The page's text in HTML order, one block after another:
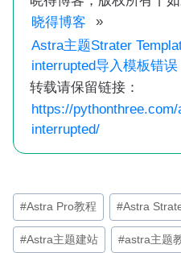
晓得博客
»
Astra主题Strater
interrupted导入模板错误
转载请保留链接：
https://
interrupted/
文
章
标
#Astra Pro教程 #Astra
#Astra主题建站 #astra主题